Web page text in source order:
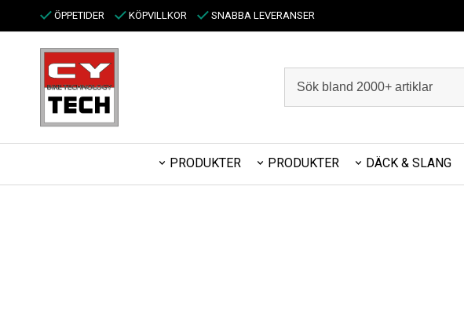
ÖPPETIDER KÖPVILLKOR SNABBA LEVERANSER
PRODUKTER PRODUKTER DÄCK & SLANG